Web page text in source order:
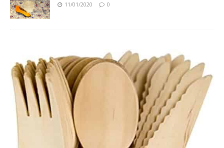
11/01/2020 0